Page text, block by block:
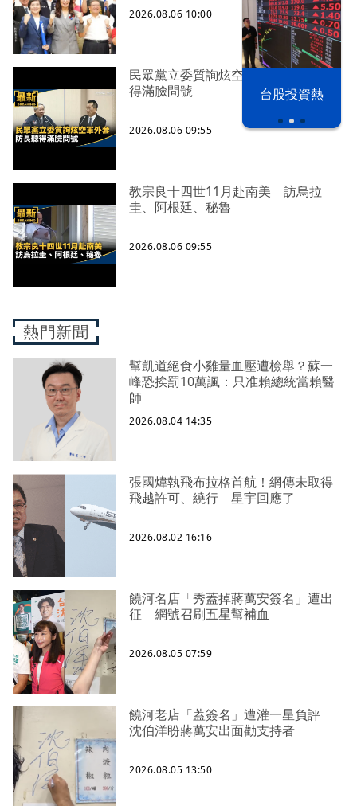
以色列 穹頂
之下
台股投資熱
2026.08.06 10:00
民眾黨立委質詢炫空軍外套 防長聽
得滿臉問號
2026.08.06 09:55
教宗良十四世11月赴南美 訪烏拉
圭、阿根廷、秘魯
2026.08.06 09:55
熱門新聞
幫凱道絕食小雞量血壓遭檢舉？蘇一
峰恐挨罰10萬諷：只准賴總統當賴醫
師
2026.08.04 14:35
張國煒執飛布拉格首航！網傳未取得
飛越許可、繞行 星宇回應了
2026.08.02 16:16
饒河名店「秀蓋掉蔣萬安簽名」遭出
征 網號召刷五星幫補血
2026.08.05 07:59
饒河老店「蓋簽名」遭灌一星負評
沈伯洋盼蔣萬安出面勸支持者
2026.08.05 13:50